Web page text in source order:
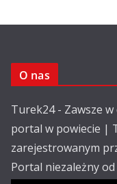
O nas
Turek24 - Zawsze
portal w powiecie |
zarejestrowanym
Portal niezależny od